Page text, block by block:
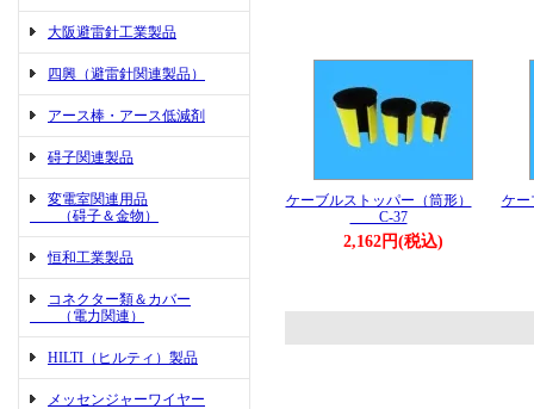
大阪避雷針工業製品
四興（避雷針関連製品）
アース棒・アース低減剤
碍子関連製品
変電室関連用品
（碍子＆金物）
恒和工業製品
コネクター類＆カバー
（電力関連）
HILTI（ヒルティ）製品
メッセンジャーワイヤー
ケーブルストッパー（筒形）
C-37
2,162円(税込)
ケー